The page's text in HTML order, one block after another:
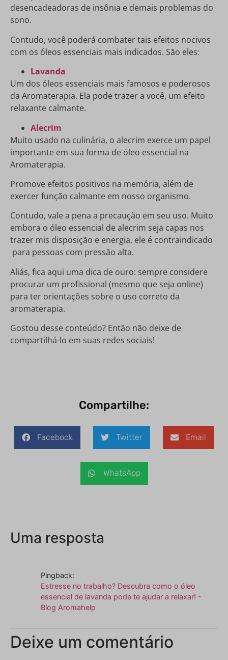
desencadeadoras de insônia e demais problemas do
sono.
Contudo, você poderá combater tais efeitos nocivos
com os óleos essenciais mais indicados. São eles:
Lavanda
Um dos óleos essenciais mais famosos e poderosos
da Aromaterapia. Ela pode trazer a você, um efeito
relaxante calmante.
Alecrim
Muito usado na culinária, o alecrim exerce um papel
importante em sua forma de óleo essencial na
Aromaterapia.
Promove efeitos positivos na memória, além de
exercer função calmante em nosso organismo.
Contudo, vale a pena a precaução em seu uso. Muito
embora o óleo essencial de alecrim seja capas nos
trazer mis disposição e energia, ele é contraindicado
para pessoas com pressão alta.
Aliás, fica aqui uma dica de ouro: sempre considere
procurar um profissional (mesmo que seja online)
para ter orientações sobre o uso correto da
aromaterapia.
Gostou desse conteúdo? Então não deixe de
compartilhá-lo em suas redes sociais!
Compartilhe:
Facebook Twitter Email
WhatsApp
Uma resposta
Pingback:
Estresse no trabalho? Descubra como o óleo
essencial de lavanda pode te ajudar a relaxar! -
Blog Aromahelp
Deixe um comentário